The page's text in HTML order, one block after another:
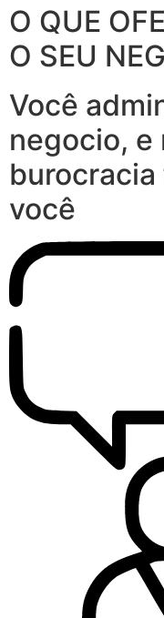
O QUE
O SEU
Você
negocio, e
você